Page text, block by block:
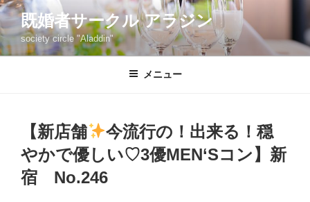
コ
ン
テ
ン
既婚者サークル アラジン
society circle "Aladdin"
メニュー
【新店舗
今流行の！出来る！穏
やかで優しい♡3優MEN‘Sコン】新
宿 No.246